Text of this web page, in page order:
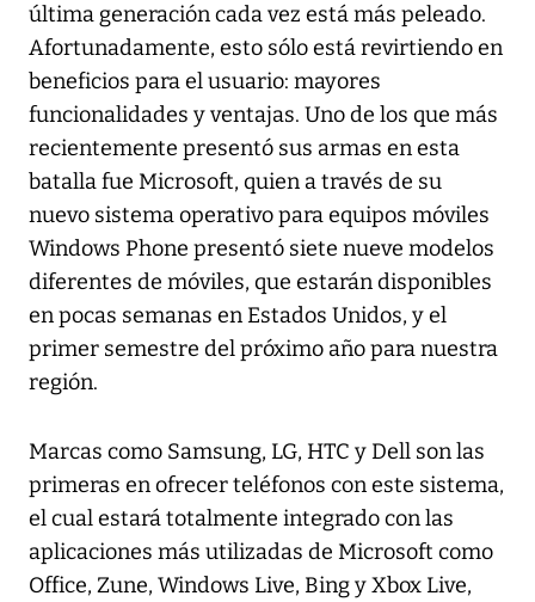
última generación cada vez está más peleado.
Afortunadamente, esto sólo está revirtiendo en
beneficios para el usuario: mayores
funcionalidades y ventajas. Uno de los que más
recientemente presentó sus armas en esta
batalla fue Microsoft, quien a través de su
nuevo sistema operativo para equipos móviles
Windows Phone presentó siete nueve modelos
diferentes de móviles, que estarán disponibles
en pocas semanas en Estados Unidos, y el
primer semestre del próximo año para nuestra
región.
Marcas como Samsung, LG, HTC y Dell son las
primeras en ofrecer teléfonos con este sistema,
el cual estará totalmente integrado con las
aplicaciones más utilizadas de Microsoft como
Office, Zune, Windows Live, Bing y Xbox Live,